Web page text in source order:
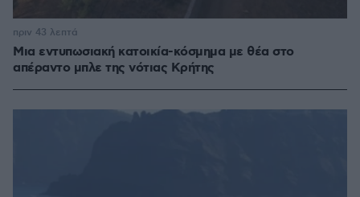
Μια εντυπωσιακή κατοικία-κόσμημα με θέα στο
απέραντο μπλε της νότιας Κρήτης
πριν 43 λεπτά